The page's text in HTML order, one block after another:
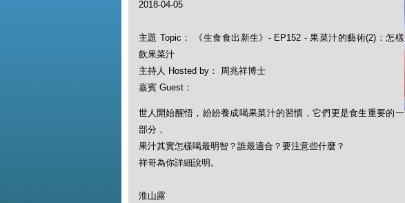
2018-04-05
主題 Topic： 《生食食出新生》- EP152 - 果菜汁的藝術(2)：怎樣
飲果菜汁
主持人 Hosted by： 周兆祥博士
嘉賓 Guest：
世人開始醒悟，紛紛養成喝果菜汁的習慣，它們更是食生重要的一
部分，
果汁其實怎樣喝最明智？誰最適合？要注意些什麼？
祥哥為你詳細說明。
淮山露